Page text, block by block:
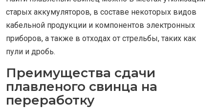
старых аккумуляторов, в составе некоторых видов
кабельной продукции и компонентов электронных
приборов, а также в отходах от стрельбы, таких как
пули и дробь.
Преимущества сдачи
плавленого свинца на
переработку